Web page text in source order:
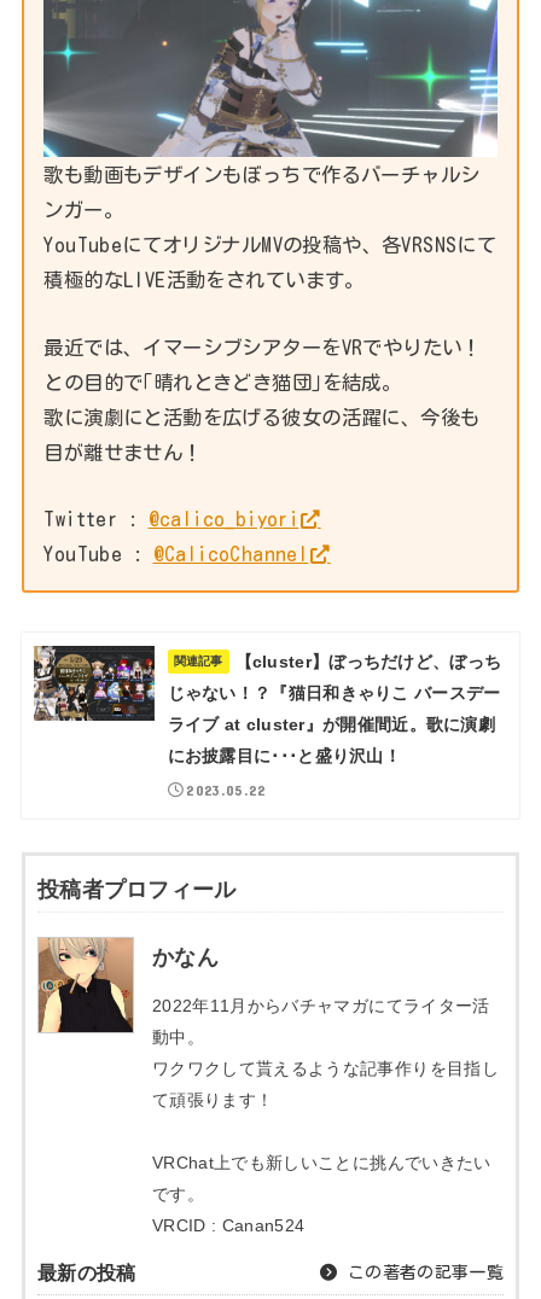
歌も動画もデザインもぼっちで作るバーチャルシ
ンガー。
YouTubeにてオリジナルMVの投稿や、各VRSNSにて
積極的なLIVE活動をされています。
最近では、イマーシブシアターをVRでやりたい！
との目的で｢晴れときどき猫団｣を結成。
歌に演劇にと活動を広げる彼女の活躍に、今後も
目が離せません！
Twitter : @calico_biyori
YouTube : @CalicoChannel
関連記事
【cluster】ぼっちだけど、ぼっち
じゃない！？『猫日和きゃりこ バースデー
ライブ at cluster』が開催間近。歌に演劇
にお披露目に･･･と盛り沢山！
2023.05.22
投稿者プロフィール
かなん
2022年11月からバチャマガにてライター活
動中。
ワクワクして貰えるような記事作りを目指し
て頑張ります！
VRChat上でも新しいことに挑んでいきたい
です。
VRCID : Canan524
最新の投稿 この著者の記事一覧